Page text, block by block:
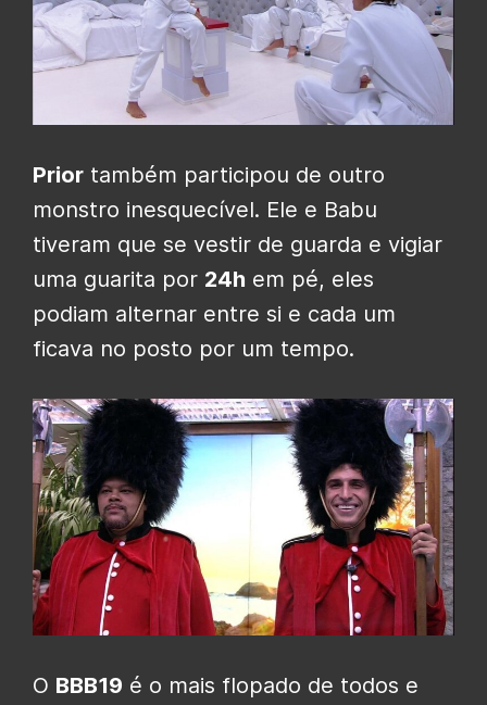
Prior também participou de outro
monstro inesquecível. Ele e Babu
tiveram que se vestir de guarda e vigiar
uma guarita por 24h em pé, eles
podiam alternar entre si e cada um
ficava no posto por um tempo.
O BBB19 é o mais flopado de todos e